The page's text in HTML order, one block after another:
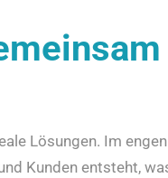
Lösungen. Im engen
Kunden entsteht,